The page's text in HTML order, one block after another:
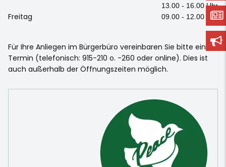
13.00 - 16.00 Uhr
Freitag 09.00 - 12.00 Uhr
Für Ihre Anliegen im Bürgerbüro vereinbaren Sie bitte einen
Termin (telefonisch: 915-210 o. -260 oder online). Dies ist
auch außerhalb der Öffnungszeiten möglich.